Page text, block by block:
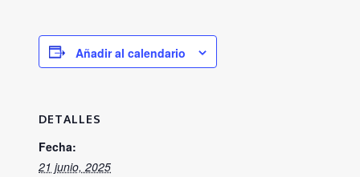
Añadir al calendario
DETALLES
Fecha:
21 junio, 2025